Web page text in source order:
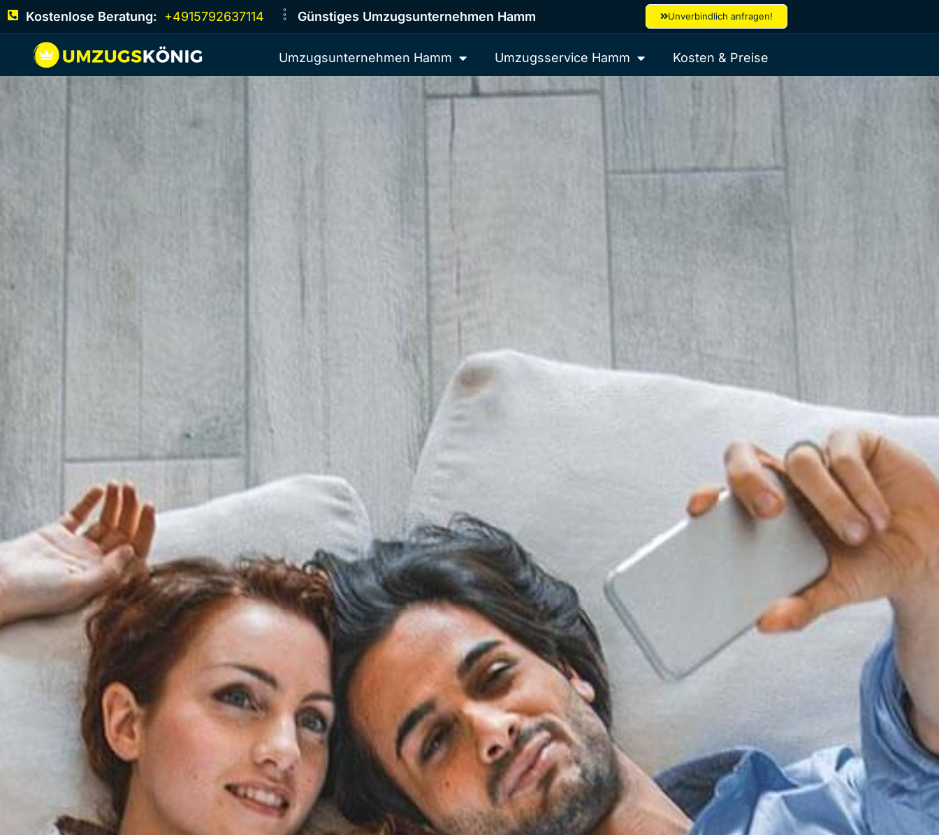
Kostenlose Beratung: +4915792637114 Günstiges Umzugsunternehmen Hamm Unverbindlich anfragen!
Umzugsunternehmen Hamm Umzugsservice Hamm Kosten & Preise